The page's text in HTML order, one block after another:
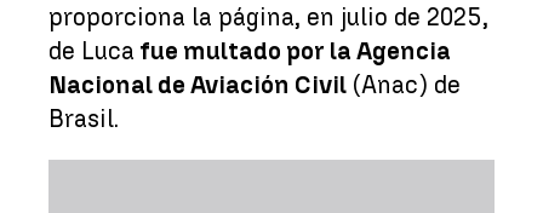
proporciona la página, en julio de 2025,
de Luca fue multado por la Agencia
Nacional de Aviación Civil (Anac) de
Brasil.